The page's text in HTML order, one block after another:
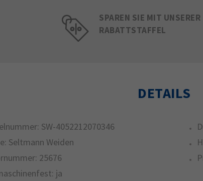
SPAREN SIE MIT UNSERER
RABATTSTAFFEL
DETAILS
SW-4052212070346
Seltmann Weiden
25676
ja